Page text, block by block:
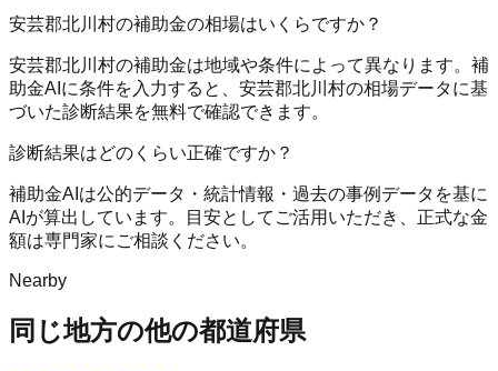
安芸郡北川村の補助金の相場はいくらですか？
安芸郡北川村の補助金は地域や条件によって異なります。補
助金AIに条件を入力すると、安芸郡北川村の相場データに基
づいた診断結果を無料で確認できます。
診断結果はどのくらい正確ですか？
補助金AIは公的データ・統計情報・過去の事例データを基に
AIが算出しています。目安としてご活用いただき、正式な金
額は専門家にご相談ください。
Nearby
同じ地方の他の都道府県